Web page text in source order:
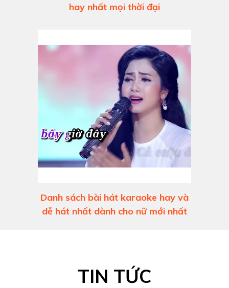
hay nhất mọi thời đại
Danh sách bài hát karaoke hay và
dễ hát nhất dành cho nữ mới nhất
TIN TỨC